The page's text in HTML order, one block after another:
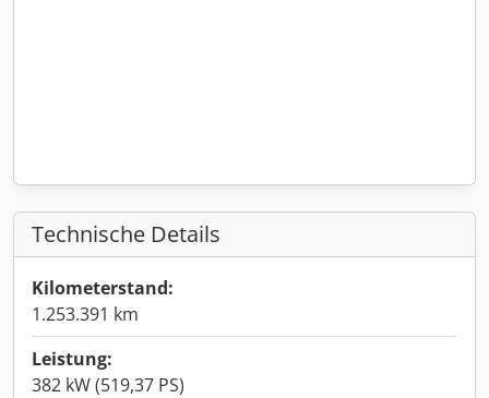
Technische Details
Kilometerstand:
1.253.391 km
Leistung:
382 kW (519,37 PS)